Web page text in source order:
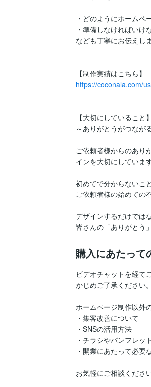
・どのようにホームペ
・準備しなければいけ
なども丁寧にお伝えし
https://coconala.com/
【大切にしていること】
～ありがとうがつなが
ご依頼者様からのあり
インを大切にしています
初めてで分からないこ
ご依頼者様の始めての
デザインするだけでは
皆さんの「ありがとう
購入にあたって
ビデオチャットを経て
かじめご了承ください。
ホームページ制作以外
・集客改善について
・SNSの活用方法
・チラシやパンフレッ
・開業にあたって必要
お気軽にご相談くださ